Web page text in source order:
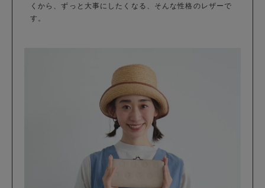
くから、ずっと大事にしたくなる、そんな性格のレザーで
す。